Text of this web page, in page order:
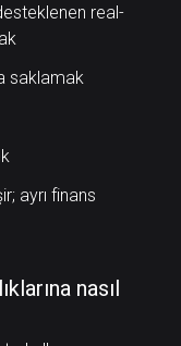
real-
saklamak
ayrı finans
nasıl